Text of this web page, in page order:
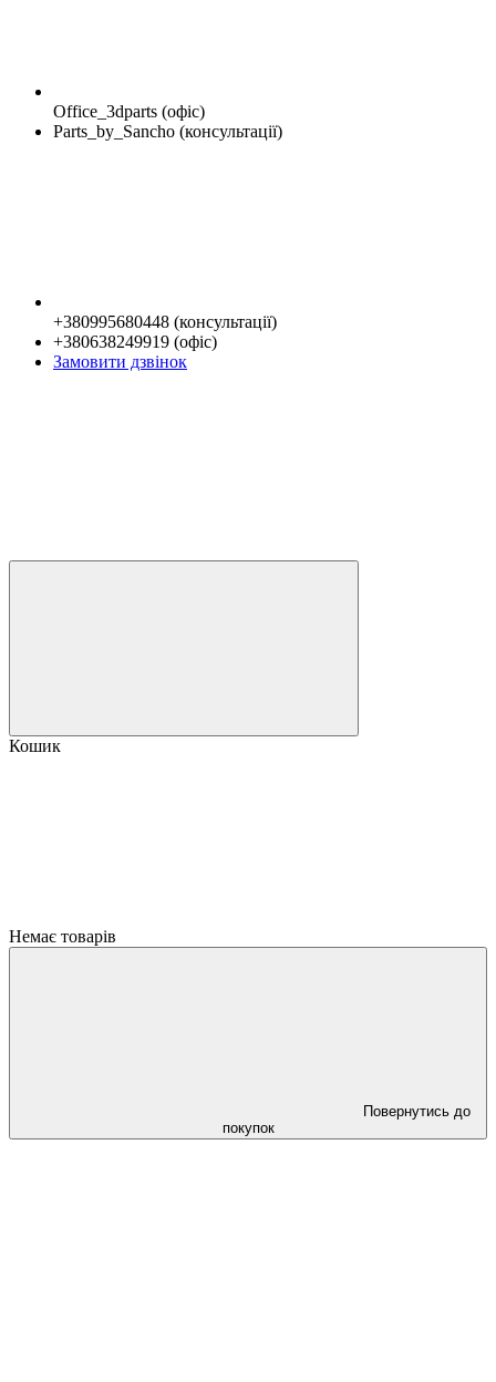
Office_3dparts (офіс)
Parts_by_Sancho (консультації)
+380995680448 (консультації)
+380638249919 (офіс)
Замовити дзвінок
Кошик
Немає товарів
Повернутись до
покупок